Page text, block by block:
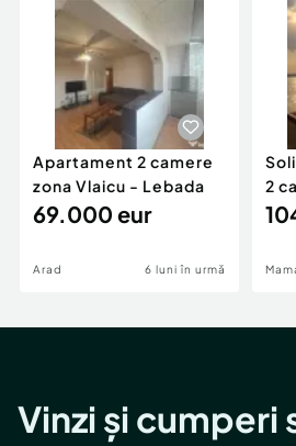
Apartament 2 camere
zona Vlaicu - Lebada
69.000 eur
Arad 6 luni în urmă
2
Vinzi și cumperi